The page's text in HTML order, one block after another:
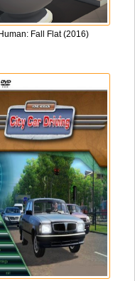
Fall Flat (2016)